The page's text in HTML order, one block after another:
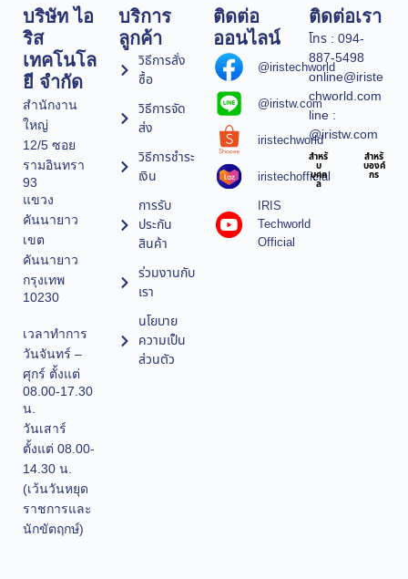
บริษัท ไอ
ริส
เทคโนโล
ยี จำกัด
สำนักงาน
ใหญ่
12/5 ซอย
รามอินทรา
93
แขวง
คันนายาว
เขต
คันนายาว
กรุงเทพ
10230
เวลาทำการ
วันจันทร์ –
ศุกร์ ตั้งแต่
08.00-17.30
น.
วันเสาร์
ตั้งแต่ 08.00-
14.30 น.
(เว้นวันหยุด
ราชการและ
นักขัตฤกษ์)
บริการ
ลูกค้า
วิธีการสั่ง
ซื้อ
วิธีการจัด
ส่ง
วิธีการชำระ
เงิน
การรับ
ประกัน
สินค้า
ร่วมงานกับ
เรา
นโยบาย
ความเป็น
ส่วนตัว
ติดต่อ
ออนไลน์
@iristechworld
@iristw.com
iristechworld
iristechofficial
IRIS
Techworld
Official
ติดต่อเรา
โทร : 094-
887-5498
online@iriste
chworld.com
line :
@iristw.com
สำหรั
บ
บุคค
ล
สำหรั
บองค์
กร